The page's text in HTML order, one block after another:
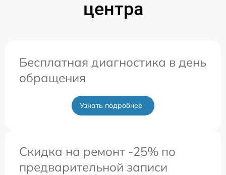
центра
Бесплатная диагностика в день
обращения
Узнать подробнее
Скидка на ремонт -25% по
предварительной записи